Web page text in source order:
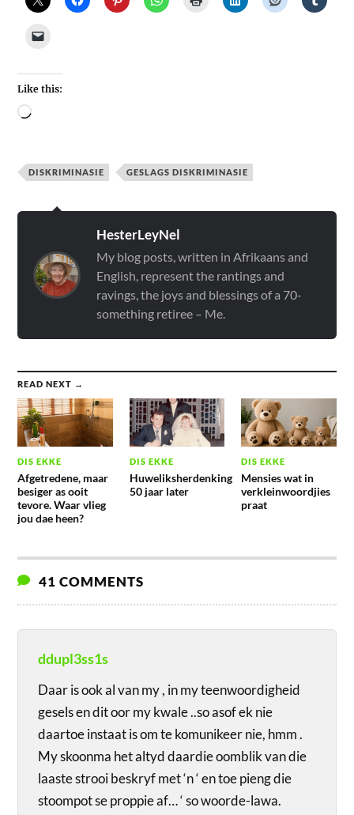
Like this:
DISKRIMINASIE GESLAGS DISKRIMINASIE
HesterLeyNel
My blog posts, written in Afrikaans and
English, represent the rantings and
ravings, the joys and blessings of a 70-
something retiree – Me.
READ NEXT →
DIS EKKE
Afgetredene, maar
besiger as ooit
tevore. Waar vlieg
jou dae heen?
DIS EKKE
Huweliksherdenking
50 jaar later
DIS EKKE
Mensies wat in
verkleinwoordjies
praat
41 COMMENTS
ddupl3ss1s
Daar is ook al van my , in my teenwoordigheid
gesels en dit oor my kwale ..so asof ek nie
daartoe instaat is om te komunikeer nie, hmm .
My skoonma het altyd daardie oomblik van die
laaste strooi beskryf met ‘n ‘ en toe pieng die
stoompot se proppie af… ‘ so woorde-lawa.